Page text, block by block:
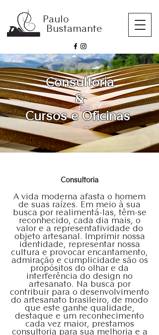
Paulo
Bustamante
Consultoria
A vida moderna afasta o homem
de suas raízes. Em meio à sua
busca por realimentá-las, têm-se
reconhecido, cada dia mais, o
valor e a representatividade do
objeto artesanal. Imprimir nossa
identidade, representar nossa
cultura e provocar encantamento,
admiração e cumplicidade são os
propósitos do olhar e da
interferência do design no
artesanato. Na busca por
contribuir para o desenvolvimento
do artesanato brasileiro, de modo
que este ganhe qualidade,
destaque e um reconhecimento
cada vez maior, prestamos
consultoria para sua melhoria e a
Consultoria
&
Cursos e Oficinas